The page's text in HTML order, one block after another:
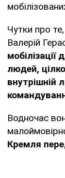
Чутки про
Валерій
людей,
внутрішній
Водночас
Кремля